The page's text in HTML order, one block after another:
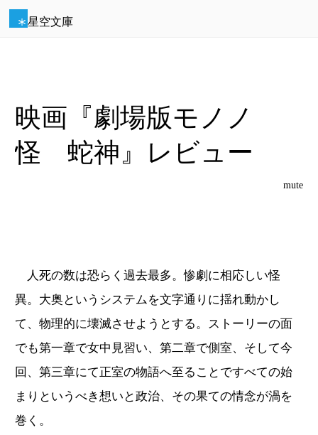
星空文庫
映画『劇場版モノノ
怪 蛇神』レビュー
mute
人死の数は恐らく過去最多。惨劇に相応しい怪
異。大奥というシステムを文字通りに揺れ動かし
て、物理的に壊滅させようとする。ストーリーの面
でも第一章で女中見習い、第二章で側室、そして今
回、第三章にて正室の物語へ至ることですべての始
まりというべき想いと政治、その果ての情念が渦を
巻く。